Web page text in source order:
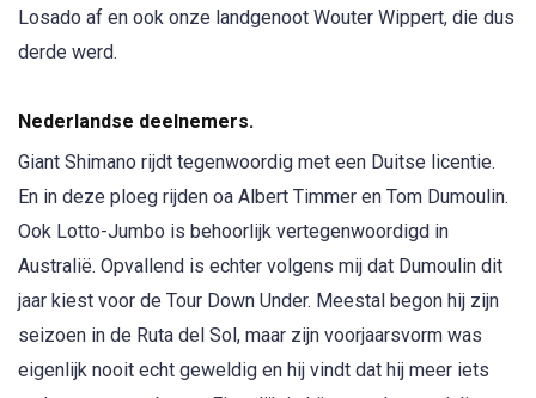
Losado af en ook onze landgenoot Wouter Wippert, die dus
derde werd.
Nederlandse deelnemers.
Giant Shimano rijdt tegenwoordig met een Duitse licentie.
En in deze ploeg rijden oa Albert Timmer en Tom Dumoulin.
Ook Lotto-Jumbo is behoorlijk vertegenwoordigd in
Australië. Opvallend is echter volgens mij dat Dumoulin dit
jaar kiest voor de Tour Down Under. Meestal begon hij zijn
seizoen in de Ruta del Sol, maar zijn voorjaarsvorm was
eigenlijk nooit echt geweldig en hij vindt dat hij meer iets